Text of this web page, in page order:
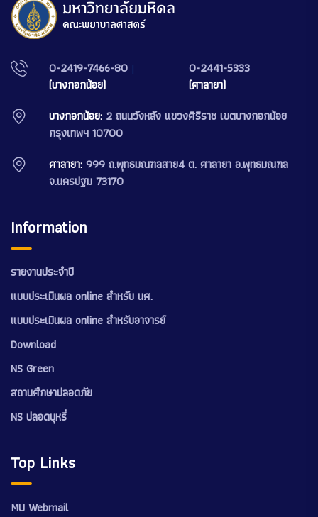
0-2419-7466-80 |
(บางกอกน้อย)
0-2441-5333
(ศาลายา)
บางกอกน้อย: 2 ถนนวังหลัง แขวงศิริราช เขตบางกอกน้อย
กรุงเทพฯ 10700
ศาลายา: 999 ถ.พุทธมณฑลสาย4 ต. ศาลายา อ.พุทธมณฑล
จ.นครปฐม 73170
Information
รายงานประจำปี
แบบประเมินผล online สำหรับ นศ.
แบบประเมินผล online สำหรับอาจารย์
Download
NS Green
สถานศึกษาปลอดภัย
NS ปลอดบุหรี่
Top Links
MU Webmail